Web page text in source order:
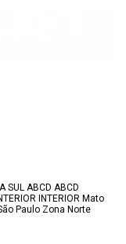
SUL ABCD ABCD
INTERIOR Mato
Paulo Zona Norte